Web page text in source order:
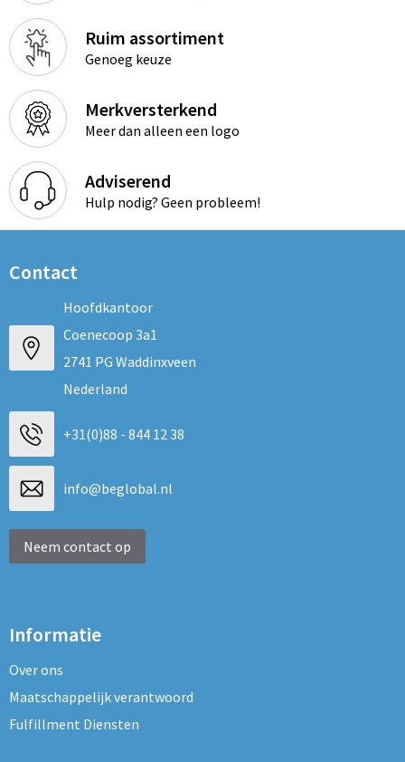
Ruim assortiment
Genoeg keuze
Merkversterkend
Meer dan alleen een logo
Adviserend
Hulp nodig? Geen probleem!
Contact
Hoofdkantoor
Coenecoop 3a1
2741 PG Waddinxveen
Nederland
+31(0)88 - 844 12 38
info@beglobal.nl
Neem contact op
Informatie
Over ons
Maatschappelijk verantwoord
Fulfillment Diensten